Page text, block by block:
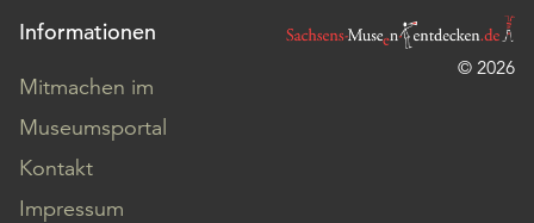
Informationen
Mitmachen im
Museumsportal
Kontakt
Impressum
© 2026